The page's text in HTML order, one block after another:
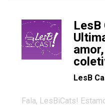
LesB
-
LesB
Fala, LesBiCats!